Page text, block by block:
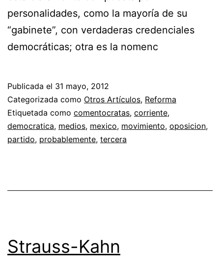
personalidades, como la mayoría de su
“gabinete”, con verdaderas credenciales
democráticas; otra es la nomenc
Publicada el 31 mayo, 2012
Categorizada como Otros Artículos, Reforma
Etiquetada como comentocratas, corriente,
democratica, medios, mexico, movimiento, oposicion,
partido, probablemente, tercera
Strauss-Kahn